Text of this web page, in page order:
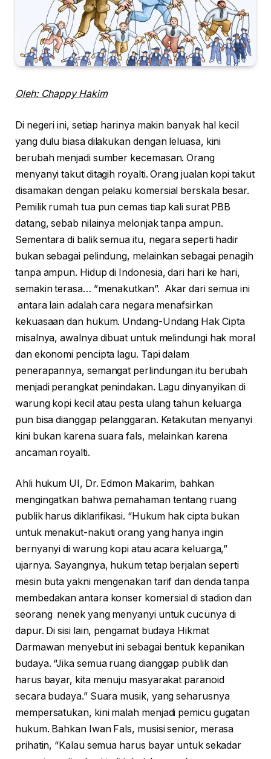
Oleh: Chappy Hakim
Di negeri ini, setiap harinya makin banyak hal kecil
yang dulu biasa dilakukan dengan leluasa, kini
berubah menjadi sumber kecemasan. Orang
menyanyi takut ditagih royalti. Orang jualan kopi takut
disamakan dengan pelaku komersial berskala besar.
Pemilik rumah tua pun cemas tiap kali surat PBB
datang, sebab nilainya melonjak tanpa ampun.
Sementara di balik semua itu, negara seperti hadir
bukan sebagai pelindung, melainkan sebagai penagih
tanpa ampun. Hidup di Indonesia, dari hari ke hari,
semakin terasa… ”menakutkan”. Akar dari semua ini
antara lain adalah cara negara menafsirkan
kekuasaan dan hukum. Undang-Undang Hak Cipta
misalnya, awalnya dibuat untuk melindungi hak moral
dan ekonomi pencipta lagu. Tapi dalam
penerapannya, semangat perlindungan itu berubah
menjadi perangkat penindakan. Lagu dinyanyikan di
warung kopi kecil atau pesta ulang tahun keluarga
pun bisa dianggap pelanggaran. Ketakutan menyanyi
kini bukan karena suara fals, melainkan karena
ancaman royalti.
Ahli hukum UI, Dr. Edmon Makarim, bahkan
mengingatkan bahwa pemahaman tentang ruang
publik harus diklarifikasi. “Hukum hak cipta bukan
untuk menakut-nakuti orang yang hanya ingin
bernyanyi di warung kopi atau acara keluarga,”
ujarnya. Sayangnya, hukum tetap berjalan seperti
mesin buta yakni mengenakan tarif dan denda tanpa
membedakan antara konser komersial di stadion dan
seorang nenek yang menyanyi untuk cucunya di
dapur. Di sisi lain, pengamat budaya Hikmat
Darmawan menyebut ini sebagai bentuk kepanikan
budaya. “Jika semua ruang dianggap publik dan
harus bayar, kita menuju masyarakat paranoid
secara budaya.” Suara musik, yang seharusnya
mempersatukan, kini malah menjadi pemicu gugatan
hukum. Bahkan Iwan Fals, musisi senior, merasa
prihatin, “Kalau semua harus bayar untuk sekadar